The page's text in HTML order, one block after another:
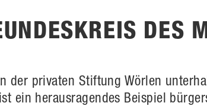
DES
der privaten Stiftung Wörlen
ein herausragendes Beispiel